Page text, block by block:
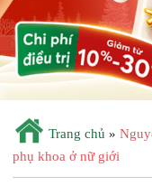
Trang chủ »
phụ khoa ở nữ giới